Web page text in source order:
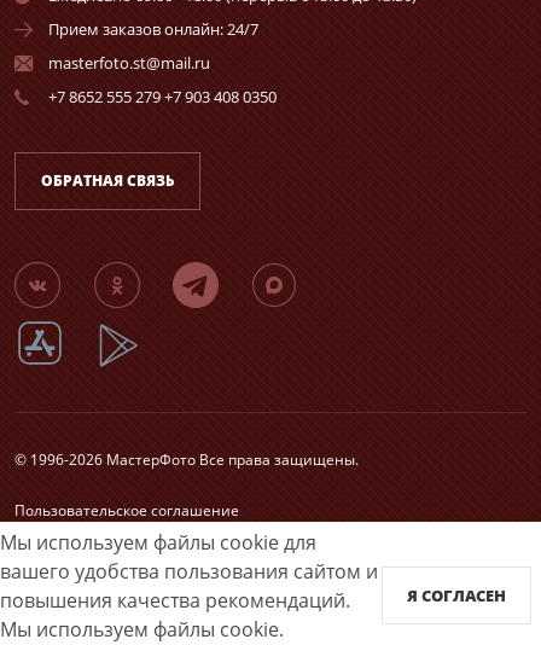
Мы используем файлы cookie для
вашего удобства пользования сайтом и
повышения качества рекомендаций.
Мы используем файлы cookie.
Я СОГЛАСЕН
Прием заказов онлайн: 24/7
masterfoto.st@mail.ru
+7 8652 555 279 +7 903 408 0350
ОБРАТНАЯ СВЯЗЬ
© 1996-2026 МастерФото Все права защищены.
Пользовательское соглашение
Согласие на обработку персональных данных
Карта сайта
Принимаем к оплате